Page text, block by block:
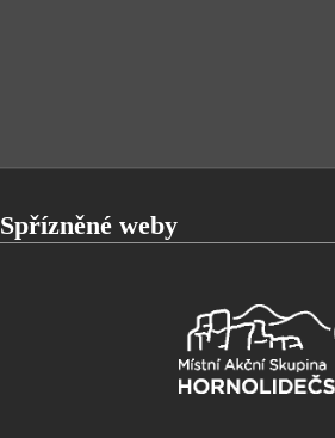
Spřízněné weby